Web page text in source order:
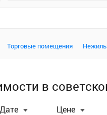
Торговые помещения
в
Дате Цене